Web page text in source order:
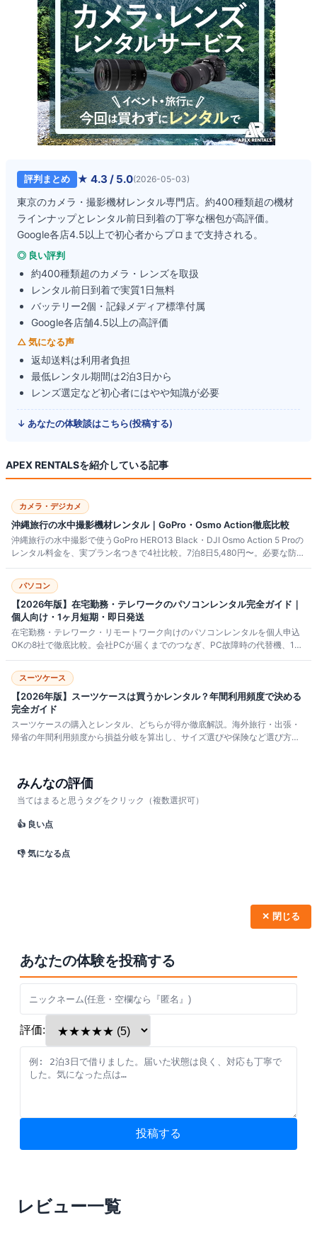
評判まとめ ★ 4.3 / 5.0(2026-05-03)
東京のカメラ・撮影機材レンタル専門店。約400種類超の機材
ラインナップとレンタル前日到着の丁寧な梱包が高評価。
Google各店4.5以上で初心者からプロまで支持される。
◎ 良い評判
約400種類超のカメラ・レンズを取扱
レンタル前日到着で実質1日無料
バッテリー2個・記録メディア標準付属
Google各店舗4.5以上の高評価
△ 気になる声
返却送料は利用者負担
最低レンタル期間は2泊3日から
レンズ選定など初心者にはやや知識が必要
↓ あなたの体験談はこちら(投稿する)
APEX RENTALSを紹介している記事
カメラ・デジカメ
沖縄旅行の水中撮影機材レンタル｜GoPro・Osmo Action徹底比較
沖縄旅行の水中撮影で使うGoPro HERO13 Black・DJI Osmo Action 5 Proの
レンタル料金を、実プラン名つきで4社比較。7泊8日5,480円〜。必要な防水
パソコン
【2026年版】在宅勤務・テレワークのパソコンレンタル完全ガイド｜
個人向け・1ヶ月短期・即日発送
在宅勤務・テレワーク・リモートワーク向けのパソコンレンタルを個人申込
OKの8社で徹底比較。会社PCが届くまでのつなぎ、PC故障時の代替機、1ヶ
分岐まで整理しました。
スーツケース
【2026年版】スーツケースは買うかレンタル？年間利用頻度で決める
完全ガイド
スーツケースの購入とレンタル、どちらが得か徹底解説。海外旅行・出張・
帰省の年間利用頻度から損益分岐を算出し、サイズ選びや保険など選び方ポ
みんなの評価
当てはまると思うタグをクリック（複数選択可）
👍 良い点
👎 気になる点
✕ 閉じる
あなたの体験を投稿する
評価:
投稿する
レビュー一覧